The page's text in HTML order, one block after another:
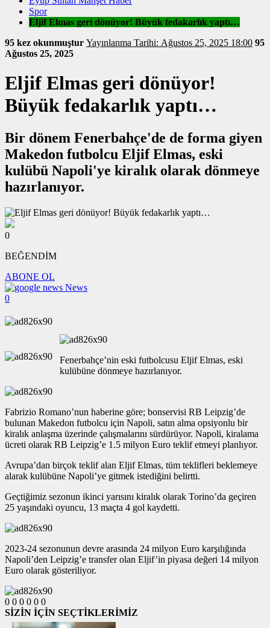
Spor
Eljif Elmas geri dönüyor! Büyük fedakarlık yaptı…
95 kez okunmuştur
Yayınlanma Tarihi: Ağustos 25, 2025 18:00 95
Ağustos 25, 2025
Eljif Elmas geri dönüyor!
Büyük fedakarlık yaptı…
Bir dönem Fenerbahçe'de de forma giyen
Makedon futbolcu Eljif Elmas, eski
kulübü Napoli'ye kiralık olarak dönmeye
hazırlanıyor.
0
BEĞENDİM
ABONE OL
News
0
Fenerbahçe’nin eski futbolcusu Eljif Elmas, eski
kulübüne dönmeye hazırlanıyor.
Fabrizio Romano’nun haberine göre; bonservisi RB Leipzig’de
bulunan Makedon futbolcu için Napoli, satın alma opsiyonlu bir
kiralık anlaşma üzerinde çalışmalarını sürdürüyor. Napoli, kiralama
ücreti olarak RB Leipzig’e 1.5 milyon Euro teklif etmeyi planlıyor.
Avrupa’dan birçok teklif alan Eljif Elmas, tüm teklifleri beklemeye
alarak kulübüne Napoli’ye gitmek istediğini belirtti.
Geçtiğimiz sezonun ikinci yarısını kiralık olarak Torino’da geçiren
25 yaşındaki oyuncu, 13 maçta 4 gol kaydetti.
2023-24 sezonunun devre arasında 24 milyon Euro karşılığında
Napoli’den Leipzig’e transfer olan Eljif’in piyasa değeri 14 milyon
Euro olarak gösteriliyor.
0 0 0 0 0 0
SİZİN İÇİN SEÇTİKLERİMİZ